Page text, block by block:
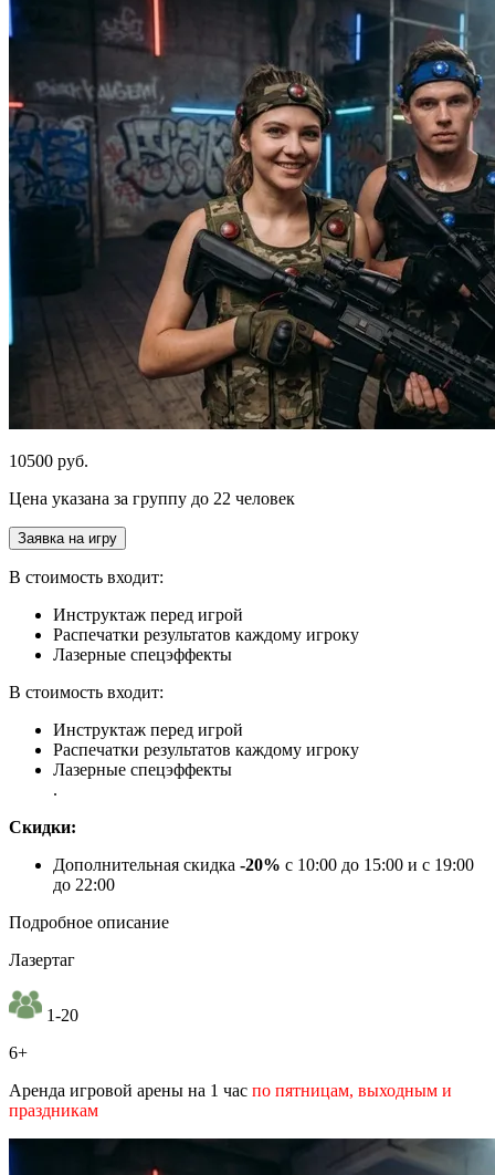
10500 руб.
Цена указана за группу до 22 человек
Заявка на игру
В стоимость входит:
Инструктаж перед игрой
Распечатки результатов каждому игроку
Лазерные спецэффекты
В стоимость входит:
Инструктаж перед игрой
Распечатки результатов каждому игроку
Лазерные спецэффекты
.
Скидки:
Дополнительная скидка -20% с 10:00 до 15:00 и с 19:00
до 22:00
Подробное описание
Лазертаг
1-20
6+
Аренда игровой арены на 1 час по пятницам, выходным и
праздникам